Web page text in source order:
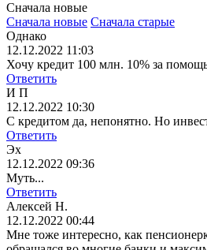
Сначала новые
Сначала новые Сначала старые
Однако
12.12.2022 11:03
Хочу кредит 100 млн. 10% за
Ответить
И П
12.12.2022 10:30
С кредитом да, непонятно. Но
Ответить
Эх
12.12.2022 09:36
Муть...
Ответить
Алексей Н.
12.12.2022 00:44
Мне тоже интересно, как